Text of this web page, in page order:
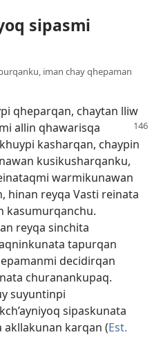
sipasmi
iman chay qhepaman
qheparqan, chaytan lliw
allin qhawarisqa
kasharqan, chaypin
kusikusharqanku,
warmikunawan
hinan reyqa Vasti reinata
kasumurqanchu.
reyqa sinchita
tapurqan
decidirqan
churanankupaq.
suyuntinpi
sipaskunata
karqan (Est.